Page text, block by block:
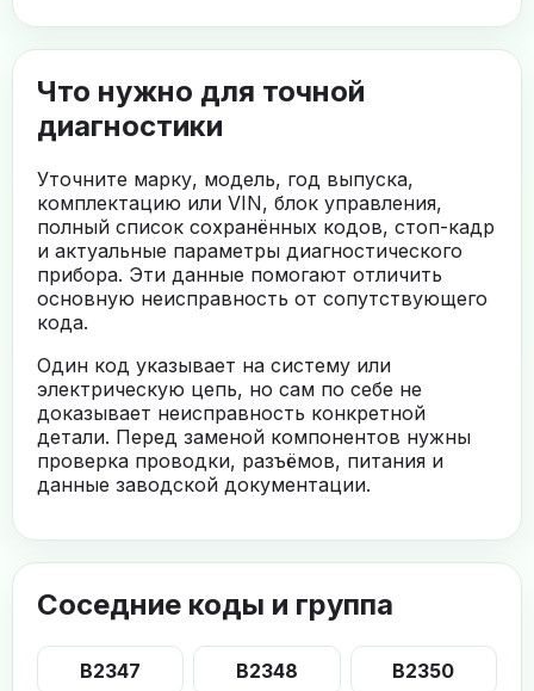
Что нужно для точной
диагностики
Уточните марку, модель, год выпуска,
комплектацию или VIN, блок управления,
полный список сохранённых кодов, стоп-кадр
и актуальные параметры диагностического
прибора. Эти данные помогают отличить
основную неисправность от сопутствующего
кода.
Один код указывает на систему или
электрическую цепь, но сам по себе не
доказывает неисправность конкретной
детали. Перед заменой компонентов нужны
проверка проводки, разъёмов, питания и
данные заводской документации.
Соседние коды и группа
B2347 B2348 B2350